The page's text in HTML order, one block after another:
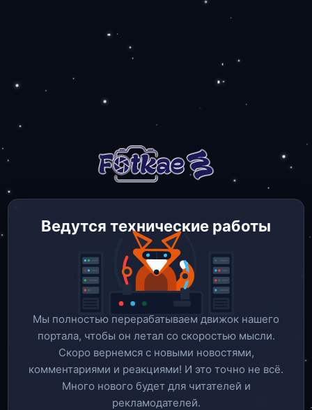
Ведутся технические работы
Мы полностью перерабатываем движок нашего
портала, чтобы он летал со скоростью мысли.
Скоро вернемся c новыми новостями,
комментариями и реакциями! И это точно не всё.
Много нового будет для читателей и
рекламодателей.